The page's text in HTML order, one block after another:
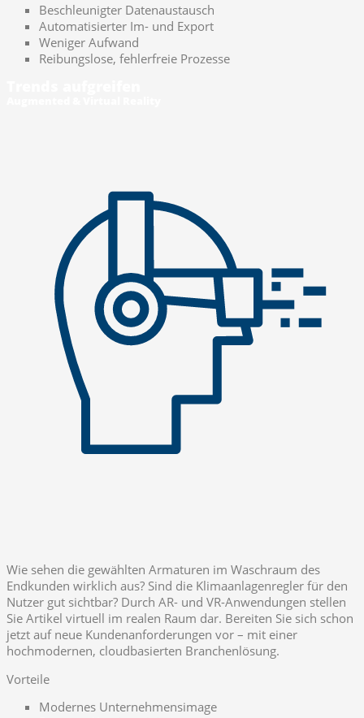
Beschleunigter Datenaustausch
Automatisierter Im- und Export
Weniger Aufwand
Reibungslose, fehlerfreie Prozesse
Wie sehen die gewählten Armaturen im Waschraum des
Endkunden wirklich aus? Sind die Klimaanlagenregler für den
Nutzer gut sichtbar? Durch AR- und VR-Anwendungen stellen
Sie Artikel virtuell im realen Raum dar. Bereiten Sie sich schon
jetzt auf neue Kundenanforderungen vor – mit einer
hochmodernen, cloudbasierten Branchenlösung.
Vorteile
Modernes Unternehmensimage